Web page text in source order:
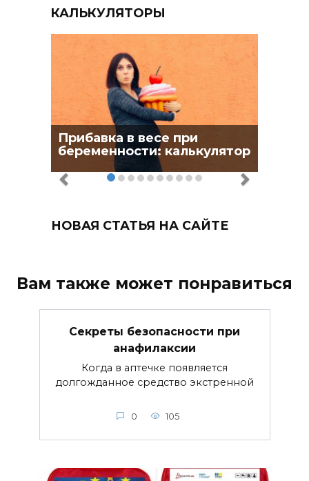
КАЛЬКУЛЯТОРЫ
Прибавка в весе при
беременности: калькулятор
НОВАЯ СТАТЬЯ НА САЙТЕ
Вам также может понравиться
Секреты безопасности при
анафилаксии
Когда в аптечке появляется
долгожданное средство экстренной
0 105